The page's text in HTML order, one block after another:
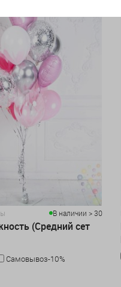
В наличии > 30
(Средний сет
Самовывоз-10%